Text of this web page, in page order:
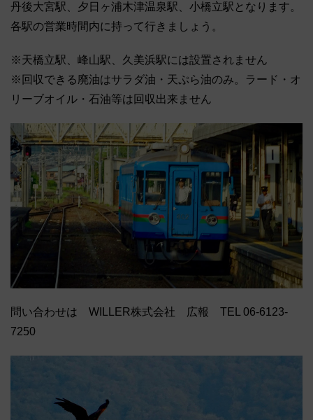
丹後大宮駅、夕日ヶ浦木津温泉駅、小橋立駅となります。
各駅の営業時間内に持って行きましょう。
※天橋立駅、峰山駅、久美浜駅には設置されません
※回収できる廃油はサラダ油・天ぷら油のみ。ラード・オ
リーブオイル・石油等は回収出来ません
問い合わせは WILLER株式会社 広報 TEL 06-6123-
7250